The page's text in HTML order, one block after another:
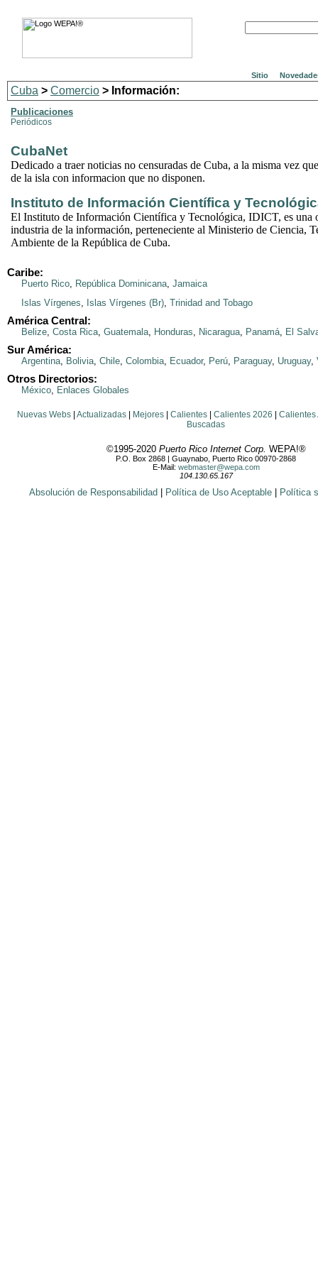
Sitio
Cuba > Comercio > Información:
Publicaciones
Periódicos
CubaNet
Dedicado a traer noticias no censuradas de Cuba, a la misma vez
de la isla con informacion que no disponen.
Instituto de Información Científica y
El Instituto de Información Científica y Tecnológica, IDICT, es una
industria de la información, perteneciente al Ministerio de Ciencia,
Ambiente de la República de Cuba.
Caribe:
Puerto Rico, República Dominicana, Jamaica
Islas Vírgenes, Islas Vírgenes (Br), Trinidad and Tobago
América Central:
Belize, Costa Rica, Guatemala, Honduras, Nicaragua, Panamá, El
Sur América:
Argentina, Bolivia, Chile, Colombia, Ecuador, Perú, Paraguay, Uruguay,
Otros Directorios:
México, Enlaces Globales
Nuevas Webs| Actualizadas| Mejores| Calientes| Calientes 2026
Calientes
Buscadas
©1995-2020 Puerto Rico Internet Corp. WEPA!®
P.O. Box 2868 | Guaynabo, Puerto Rico 00970-2868
E-Mail: webmaster@wepa.com
104.130.65.167
Absolución de Responsabilidad Política de Uso Aceptable Política